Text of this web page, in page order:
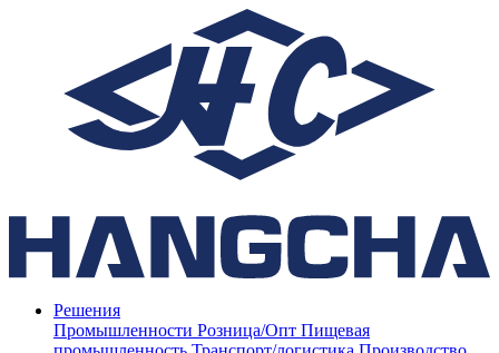
Решения
Промышленности Розница/Опт Пищевая